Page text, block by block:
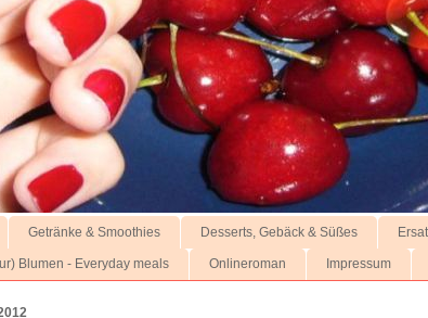
Getränke & Smoothies Desserts, Gebäck & Süßes
Blumen - Everyday meals Onlineroman Impressum